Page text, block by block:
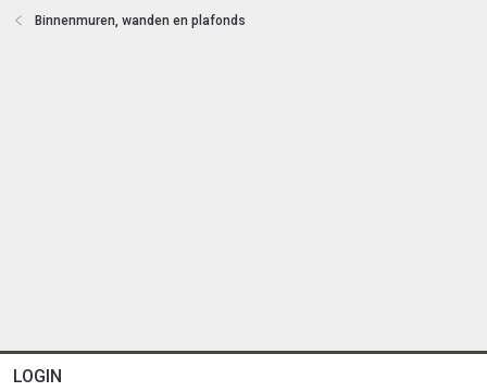
Binnenmuren, wanden en plafonds
LOGIN